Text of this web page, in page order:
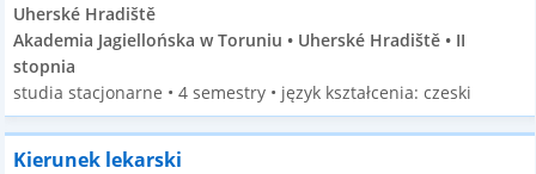
Uherské Hradiště
Akademia Jagiellońska w Toruniu • Uherské Hradiště • II
stopnia
studia stacjonarne • 4 semestry • język kształcenia: czeski
Kierunek lekarski